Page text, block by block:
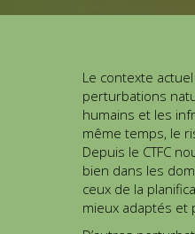
Le contexte
perturbations
humains et les
même temps, le
Depuis le CTFC
bien dans les
ceux de la
mieux adaptés et